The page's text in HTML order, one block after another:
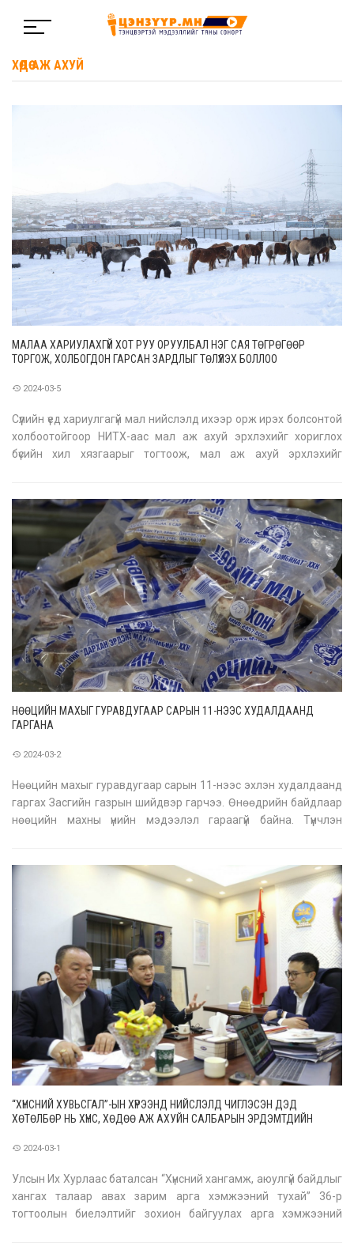
ХӨДӨӨ АЖ АХУЙ
МАЛАА ХАРИУЛАХГҮЙ ХОТ РУУ ОРУУЛБАЛ НЭГ САЯ ТӨГРӨГӨӨР
ТОРГОЖ, ХОЛБОГДОН ГАРСАН ЗАРДЛЫГ ТӨЛҮҮЛЭХ БОЛЛОО
2024-03-5
Сүүлийн үед хариулгагүй мал нийслэлд ихээр орж ирэх болсонтой
холбоотойгоор НИТХ-аас мал аж ахуй эрхлэхийг хориглох
бүсийн хил хязгаарыг тогтоож, мал аж ахуй эрхлэхийг
журамд заасна
НӨӨЦИЙН МАХЫГ ГУРАВДУГААР САРЫН 11-НЭЭС ХУДАЛДААНД
ГАРГАНА
2024-03-2
Нөөцийн махыг гуравдугаар сарын 11-нээс эхлэн худалдаанд
гаргах Засгийн газрын шийдвэр гарчээ. Өнөөдрийн байдлаар
нөөцийн махны үнийн мэдээлэл гараагүй байна. Түүнчлэн
ажиллагааг үе шаттай, тог
“ХҮНСНИЙ ХУВЬСГАЛ”-ЫН ХҮРЭЭНД НИЙСЛЭЛД ЧИГЛЭСЭН ДЭД
ХӨТӨЛБӨР НЬ ХҮНС, ХӨДӨӨ АЖ АХУЙН САЛБАРЫН ЭРДЭМТДИЙН
ТУЛГУУРЛАН ХЭРЭГЖИХ ШААРДЛАГАТАЙ
2024-03-1
Улсын Их Хурлаас баталсан “Хүнсний хангамж, аюулгүй байдлыг
хангах талаар авах зарим арга хэмжээний тухай” 36-р
тогтоолын биелэлтийг зохион байгуулах арга хэмжээний